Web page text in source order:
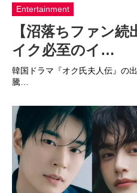
Entertainment
【沼落ちファン
イク必至のイ…
韓国ドラマ『オク氏夫人伝』の
騰…